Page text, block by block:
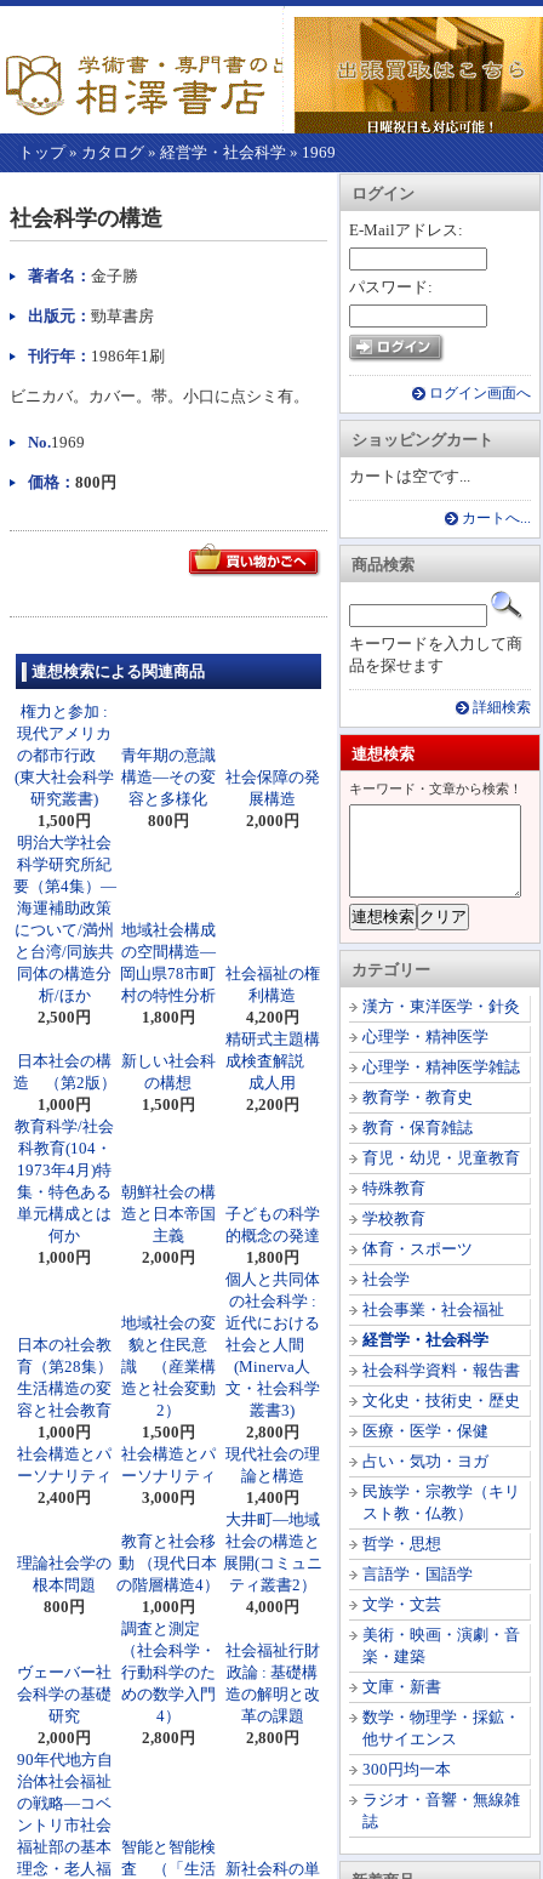
トップ» カタログ » 経営学・社会科学 » 1969
カートを見る
ログイン
E-Mailアドレス:
パスワード:
ログイン画面へ
ショッピングカート
カートは空です...
カートへ...
商品検索
キーワードを入力して商
品を探せます
詳細検索
連想検索
キーワード・文章から検索！
カテゴリー
漢方・東洋医学・針灸
心理学・精神医学
心理学・精神医学雑誌
教育学・教育史
教育・保育雑誌
育児・幼児・児童教育
特殊教育
学校教育
体育・スポーツ
社会学
社会事業・社会福祉
経営学・社会科学
社会科学資料・報告書
文化史・技術史・歴史
医療・医学・保健
占い・気功・ヨガ
民族学・宗教学（キリ
スト教・仏教）
哲学・思想
言語学・国語学
文学・文芸
美術・映画・演劇・音
楽・建築
文庫・新書
数学・物理学・採鉱・
他サイエンス
300円均一本
ラジオ・音響・無線雑
誌
こ
か
本
社会科学の構造
著者名： 金子勝
出版元： 勁草書房
刊行年： 1986年1刷
ビニカバ。カバー。帯。小口に点シミ有。
No.1969
価格： 800円
連想検索による関連商品
権力と参加 :
現代アメリカ
の都市行政
(東大社会科学
研究叢書)
1,500円
青年期の意識
構造―その変
容と多様化
800円
社会保障の発
展構造
2,000円
明治大学社会
科学研究所紀
要（第4集）―
海運補助政策
について/満州
と台湾/同族共
同体の構造分
析/ほか
2,500円
地域社会構成
の空間構造―
岡山県78市町
村の特性分析
1,800円
社会福祉の権
利構造
4,200円
日本社会の構
造 （第2版）
1,000円
新しい社会科
の構想
1,500円
精研式主題構
成検査解説
成人用
2,200円
教育科学/社会
科教育(104・
1973年4月)特
集・特色ある
単元構成とは
何か
1,000円
朝鮮社会の構
造と日本帝国
主義
2,000円
子どもの科学
的概念の発達
1,800円
日本の社会教
育（第28集）
生活構造の変
容と社会教育
1,000円
地域社会の変
貌と住民意
識 （産業構
造と社会変動
2）
1,500円
個人と共同体
の社会科学 :
近代における
社会と人間
(Minerva人
文・社会科学
叢書3)
2,800円
社会構造とパ
ーソナリティ
2,400円
社会構造とパ
ーソナリティ
3,000円
現代社会の理
論と構造
1,400円
理論社会学の
根本問題
800円
教育と社会移
動 （現代日本
の階層構造4）
1,000円
大井町―地域
社会の構造と
展開(コミュニ
ティ叢書2）
4,000円
ヴェーバー社
会科学の基礎
研究
2,000円
調査と測定
（社会科学・
行動科学のた
めの数学入門
4）
2,800円
社会福祉行財
政論 : 基礎構
造の解明と改
革の課題
2,800円
90年代地方自
治体社会福祉
の戦略―コベ
ントリ市社会
福祉部の基本
理念・老人福
智能と智能検
査 （「生活
新社会科の単